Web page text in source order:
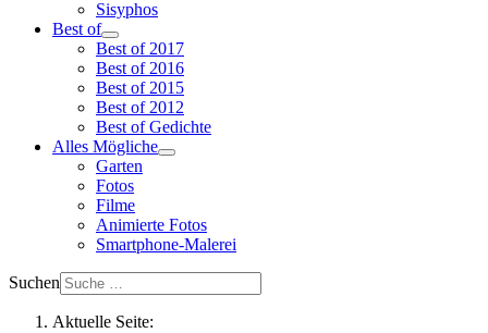
Sisyphos
Best of
Best of 2017
Best of 2016
Best of 2015
Best of 2012
Best of Gedichte
Alles Mögliche
Garten
Fotos
Filme
Animierte Fotos
Smartphone-Malerei
Suchen
Aktuelle Seite: